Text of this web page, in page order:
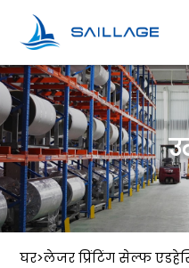
घर>लेजर प्रिंटिंग सेल्फ